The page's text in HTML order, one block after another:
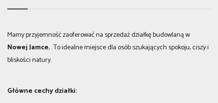
Mamy przyjemność zaoferować na sprzedaż działkę budowlaną w
Nowej Jamce, . To idealne miejsce dla osób szukających spokoju, ciszy i
bliskości natury.
Główne cechy działki: